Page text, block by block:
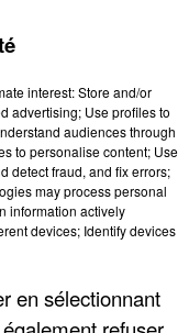
LES
interest: Store and/or
advertising; Use profiles to
audiences through
to personalise content; Use
detect fraud, and fix errors;
may process personal
information actively
devices; Identify devices
en sélectionnant